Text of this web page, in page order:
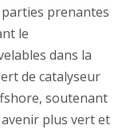
prenantes
le
dans la
de catalyseur
soutenant
plus vert et